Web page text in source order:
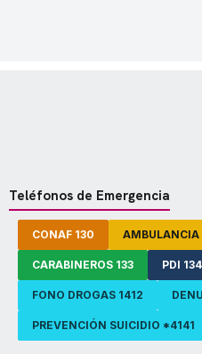
Teléfonos de Emergencia
CONAF 130 AMBULANCIA
CARABINEROS 133 PDI 134
FONO DROGAS 1412
PREVENCIÓN SUICIDIO *4141